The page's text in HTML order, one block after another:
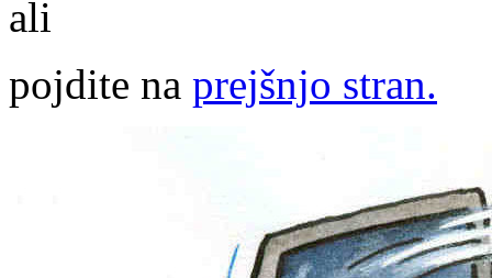
ali
pojdite na prejšnjo stran.